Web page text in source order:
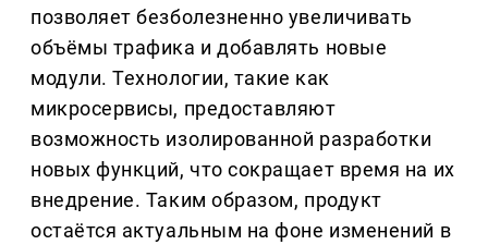
позволяет безболезненно увеличивать
объёмы трафика и добавлять новые
модули. Технологии, такие как
микросервисы, предоставляют
возможность изолированной разработки
новых функций, что сокращает время на их
внедрение. Таким образом, продукт
остаётся актуальным на фоне изменений в